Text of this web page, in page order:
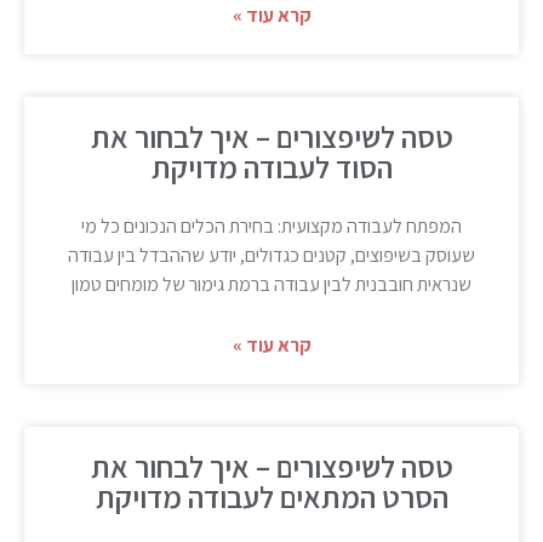
קרא עוד »
טסה לשיפצורים – איך לבחור את
הסוד לעבודה מדויקת
המפתח לעבודה מקצועית: בחירת הכלים הנכונים כל מי
שעוסק בשיפוצים, קטנים כגדולים, יודע שההבדל בין עבודה
שנראית חובבנית לבין עבודה ברמת גימור של מומחים טמון
קרא עוד »
טסה לשיפצורים – איך לבחור את
הסרט המתאים לעבודה מדויקת